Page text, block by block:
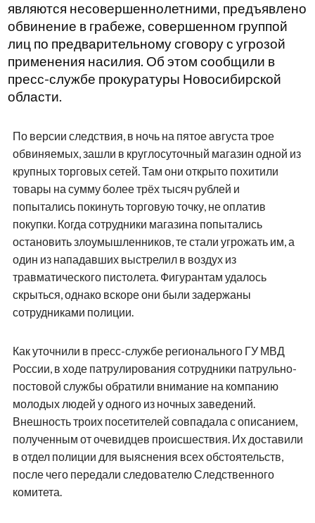
являются несовершеннолетними, предъявлено
обвинение в грабеже, совершенном группой
лиц по предварительному сговору с угрозой
применения насилия. Об этом сообщили в
пресс-службе прокуратуры Новосибирской
области.
По версии следствия, в ночь на пятое августа трое
обвиняемых, зашли в круглосуточный магазин одной из
крупных торговых сетей. Там они открыто похитили
товары на сумму более трёх тысяч рублей и
попытались покинуть торговую точку, не оплатив
покупки. Когда сотрудники магазина попытались
остановить злоумышленников, те стали угрожать им, а
один из нападавших выстрелил в воздух из
травматического пистолета. Фигурантам удалось
скрыться, однако вскоре они были задержаны
сотрудниками полиции.
Как уточнили в пресс-службе регионального ГУ МВД
России, в ходе патрулирования сотрудники патрульно-
постовой службы обратили внимание на компанию
молодых людей у одного из ночных заведений.
Внешность троих посетителей совпадала с описанием,
полученным от очевидцев происшествия. Их доставили
в отдел полиции для выяснения всех обстоятельств,
после чего передали следователю Следственного
комитета.